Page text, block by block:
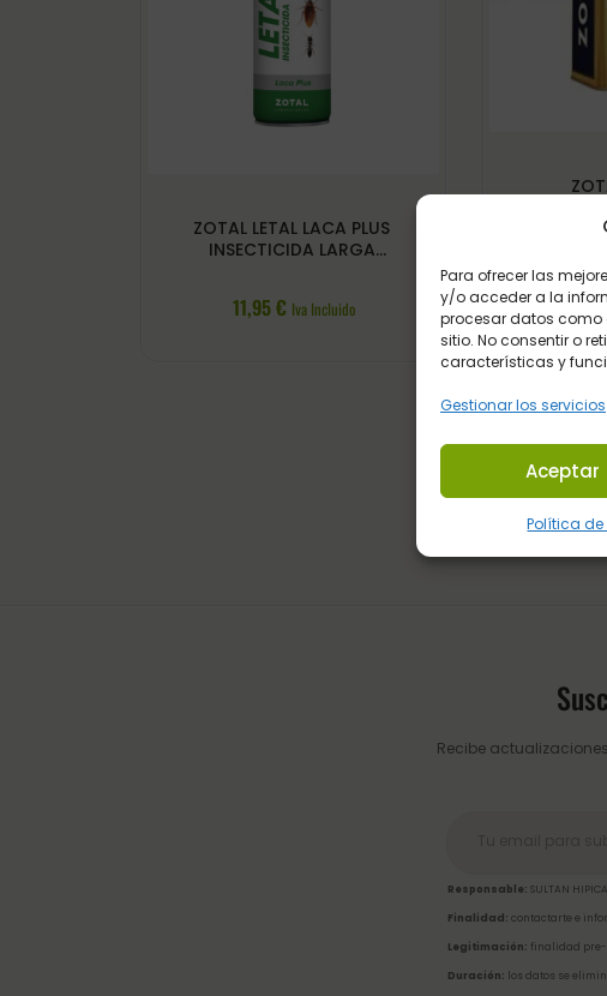
Para ofrecer las
y/o acceder a la
procesar datos como
sitio. No consentir o
características y
Gestionar los servicios
Aceptar
Política
ZOTAL LETAL LACA PLUS
INSECTICIDA LARGA
11,95€ Iva Incluido
Recibe
Responsable: SULTAN HIPICA
Finalidad: contactarte e
Legitimación: finalidad pre-
Duración: los datos se